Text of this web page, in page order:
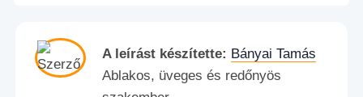
A leírást készítette: Bányai Tamás
Ablakos, üveges és redőnyös